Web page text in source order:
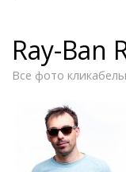
Ray-Ban
Все фото